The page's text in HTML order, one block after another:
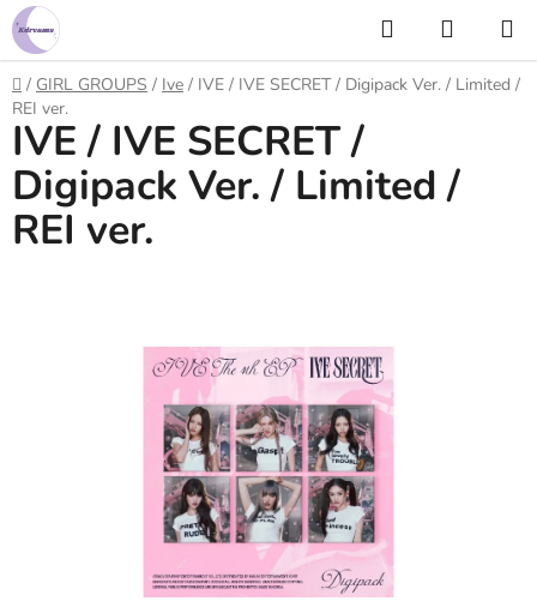
Prejsť
na
obsah
Hľadať
KOŠÍK
Domov
/ GIRL GROUPS / Ive / IVE / IVE SECRET / Digipack Ver. / Limited /
REI ver.
IVE / IVE SECRET /
Digipack Ver. / Limited /
REI ver.